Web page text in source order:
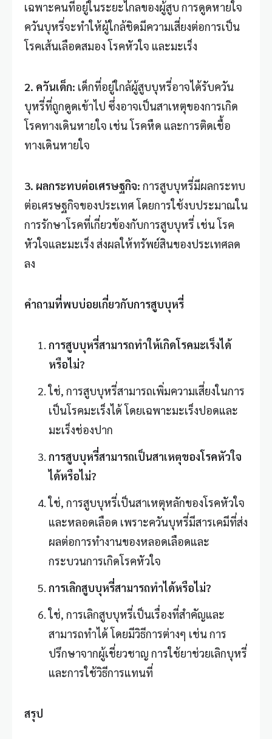
เฉพาะคนที่อยู่ในระยะไกลของผู้สูบ การดูดหายใจ
ควันบุหรี่จะทำให้ผู้ใกล้ชิดมีความเสี่ยงต่อการเป็น
โรคเส้นเลือดสมอง โรคหัวใจ และมะเร็ง
2. ควันเด็ก: เด็กที่อยู่ใกล้ผู้สูบบุหรี่อาจได้รับควัน
บุหรี่ที่ถูกดูดเข้าไป ซึ่งอาจเป็นสาเหตุของการเกิด
โรคทางเดินหายใจ เช่น โรคหืด และการติดเชื้อ
ทางเดินหายใจ
3. ผลกระทบต่อเศรษฐกิจ: การสูบบุหรี่มีผลกระทบ
ต่อเศรษฐกิจของประเทศ โดยการใช้งบประมาณใน
การรักษาโรคที่เกี่ยวข้องกับการสูบบุหรี่ เช่น โรค
หัวใจและมะเร็ง ส่งผลให้ทรัพย์สินของประเทศลด
ลง
คำถามที่พบบ่อยเกี่ยวกับการสูบบุหรี่
การสูบบุหรี่สามารถทำให้เกิดโรคมะเร็งได้
หรือไม่?
ใช่, การสูบบุหรี่สามารถเพิ่มความเสี่ยงในการ
เป็นโรคมะเร็งได้ โดยเฉพาะมะเร็งปอดและ
มะเร็งช่องปาก
การสูบบุหรี่สามารถเป็นสาเหตุของโรคหัวใจ
ได้หรือไม่?
ใช่, การสูบบุหรี่เป็นสาเหตุหลักของโรคหัวใจ
และหลอดเลือด เพราะควันบุหรี่มีสารเคมีที่ส่ง
ผลต่อการทำงานของหลอดเลือดและ
กระบวนการเกิดโรคหัวใจ
การเลิกสูบบุหรี่สามารถทำได้หรือไม่?
ใช่, การเลิกสูบบุหรี่เป็นเรื่องที่สำคัญและ
สามารถทำได้ โดยมีวิธีการต่างๆ เช่น การ
ปรึกษาจากผู้เชี่ยวชาญ การใช้ยาช่วยเลิกบุหรี่
และการใช้วิธีการแทนที่
สรุป